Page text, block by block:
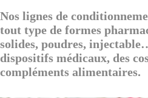
Nos lignes de
tout type de formes
solides, poudres,
dispositifs médicaux, des
compléments alimentaires.